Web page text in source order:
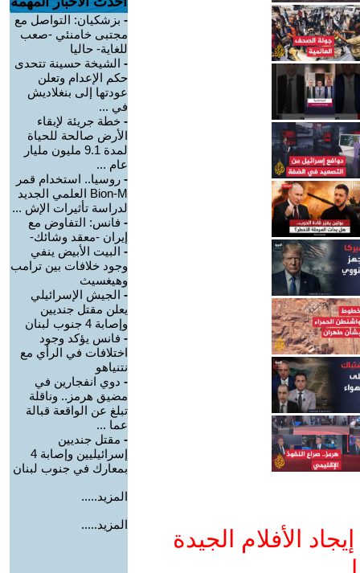
الأفلام الجيدة
- بزشكيان: التواصل مع
مجتبى خامنئي -صعب
للغاية- حاليا
- الشيخة حسينة تتحدى
حكم الإعدام وتعلن
عودتها إلى بنغلاديش
في ...
- خطة جريئة لإبقاء
الأرض صالحة للحياة
لمدة 9.1 مليون مليار
عام ...
- روسيا.. استخدام قمر
Bion-M العلمي الجديد
لدراسة تأثيرات الإش ...
- فانس: التفاوض مع
إيران -معقد وشائك-
- البيت الأبيض ينفي
وجود خلافات بين ترامب
وهيغسيث
- الجيش الإسرائيلي
يعلن مقتل جنديين
وإصابة 4 جنوب لبنان
- فانس يؤكد وجود
اختلافات في الرأي مع
نتنياهو
- دوي انفجارين في
مضيق هرمز.. وناقلة
تبلغ عن الواقعة قبالة
عما ...
- مقتل جنديين
إسرائيليين وإصابة 4
بمعارك في جنوب لبنان
المزيد.....
المزيد.....